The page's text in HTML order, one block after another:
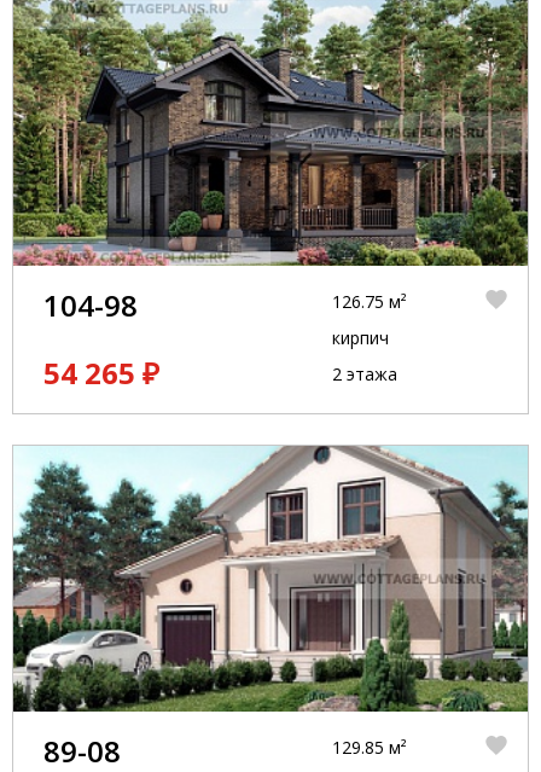
104-98
54 265 ₽
126.75 м²
кирпич
2 этажа
89-08 129.85 м²